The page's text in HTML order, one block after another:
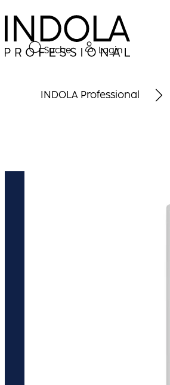
Suche Login
INDOLA Professional